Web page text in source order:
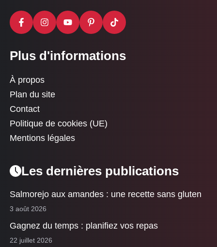
Plus d'informations
À propos
Plan du site
Contact
Politique de cookies (UE)
Mentions légales
Les dernières publications
Salmorejo aux amandes : une recette sans gluten
3 août 2026
Gagnez du temps : planifiez vos repas
22 juillet 2026